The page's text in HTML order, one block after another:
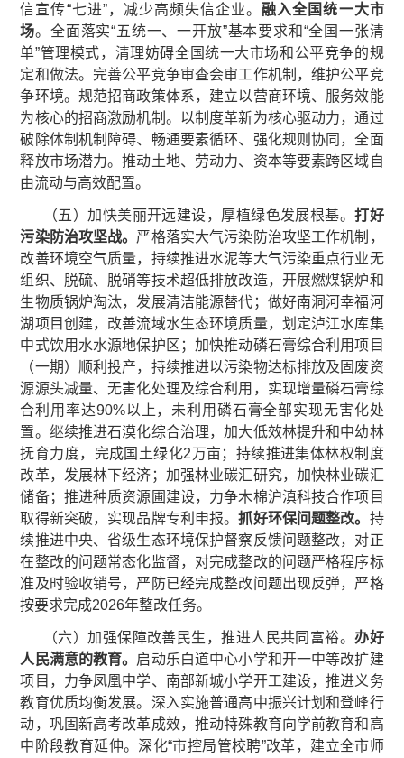
信宣传“七进”，减少高频失信企业。 融入全国统一大市
场。全面落实“五统一、一开放”基本要求和“全国一张清
单”管理模式，清理妨碍全国统一大市场和公平竞争的规
定和做法。完善公平竞争审查会审工作机制，维护公平竞
争环境。规范招商政策体系，建立以营商环境、服务效能
为核心的招商激励机制。以制度革新为核心驱动力，通过
破除体制机制障碍、畅通要素循环、强化规则协同，全面
释放市场潜力。推动土地、劳动力、资本等要素跨区域自
由流动与高效配置。
（五）加快美丽开远建设，厚植绿色发展根基。打好
污染防治攻坚战。 严格落实大气污染防治攻坚工作机制，
改善环境空气质量，持续推进水泥等大气污染重点行业无
组织、脱硫、脱硝等技术超低排放改造，开展燃煤锅炉和
生物质锅炉淘汰，发展清洁能源替代；做好南洞河幸福河
湖项目创建，改善流域水生态环境质量，划定泸江水库集
中式饮用水水源地保护区；加快推动磷石膏综合利用项目
（一期）顺利投产，持续推进以污染物达标排放及固废资
源源头减量、无害化处理及综合利用，实现增量磷石膏综
合利用率达90%以上，未利用磷石膏全部实现无害化处
置。继续推进石漠化综合治理，加大低效林提升和中幼林
抚育力度，完成国土绿化2万亩；持续推进集体林权制度
改革，发展林下经济；加强林业碳汇研究，加快林业碳汇
储备；推进种质资源圃建设，力争木棉沪滇科技合作项目
取得新突破，实现品牌专利申报。抓好环保问题整改。 持
续推进中央、省级生态环境保护督察反馈问题整改，对正
在整改的问题常态化监督，对完成整改的问题严格程序标
准及时验收销号，严防已经完成整改问题出现反弹，严格
按要求完成2026年整改任务。
（六）加强保障改善民生，推进人民共同富裕。办好
人民满意的教育。 启动乐白道中心小学和开一中等改扩建
项目，力争凤凰中学、南部新城小学开工建设，推进义务
教育优质均衡发展。深入实施普通高中振兴计划和登峰行
动，巩固新高考改革成效，推动特殊教育向学前教育和高
中阶段教育延伸。深化“市控局管校聘”改革，建立全市师